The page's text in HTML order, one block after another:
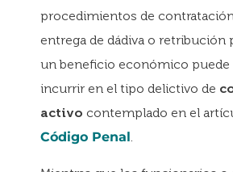
procedimientos de
entrega de dádiva o retribución
un beneficio económico
incurrir en el tipo delictivo de
activo contemplado en el
Código Penal.